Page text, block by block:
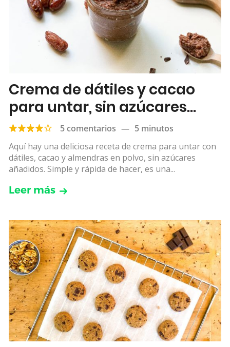
Crema de dátiles y cacao
para untar, sin azúcares
añadidos5 comentarios — 5 minutos
Aquí hay una deliciosa receta de crema para untar con
dátiles, cacao y almendras en polvo, sin azúcares
añadidos. Simple y rápida de hacer, es una...
Leer más